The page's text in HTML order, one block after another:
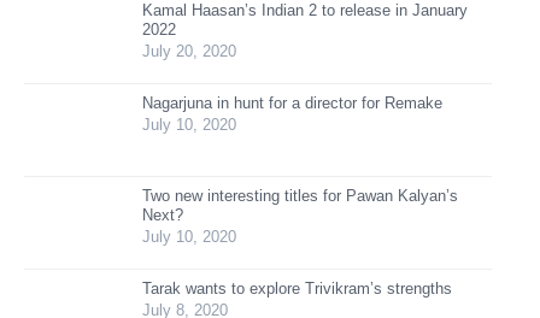
Kamal Haasan’s Indian 2 to release in January
2022
July 20, 2020
Nagarjuna in hunt for a director for Remake
July 10, 2020
Two new interesting titles for Pawan Kalyan’s
Next?
July 10, 2020
Tarak wants to explore Trivikram’s strengths
July 8, 2020